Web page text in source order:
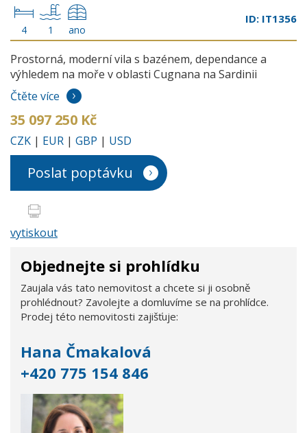
4 1 ano
ID: IT1356
Prostorná, moderní vila s bazénem, dependance a
výhledem na moře v oblasti Cugnana na Sardinii
Čtěte více
35 097 250 Kč
CZK | EUR | GBP | USD
Poslat poptávku
vytiskout
Objednejte si prohlídku
Zaujala vás tato nemovitost a chcete si ji osobně
prohlédnout? Zavolejte a domluvíme se na prohlídce.
Prodej této nemovitosti zajišťuje:
Hana Čmakalová
+420 775 154 846